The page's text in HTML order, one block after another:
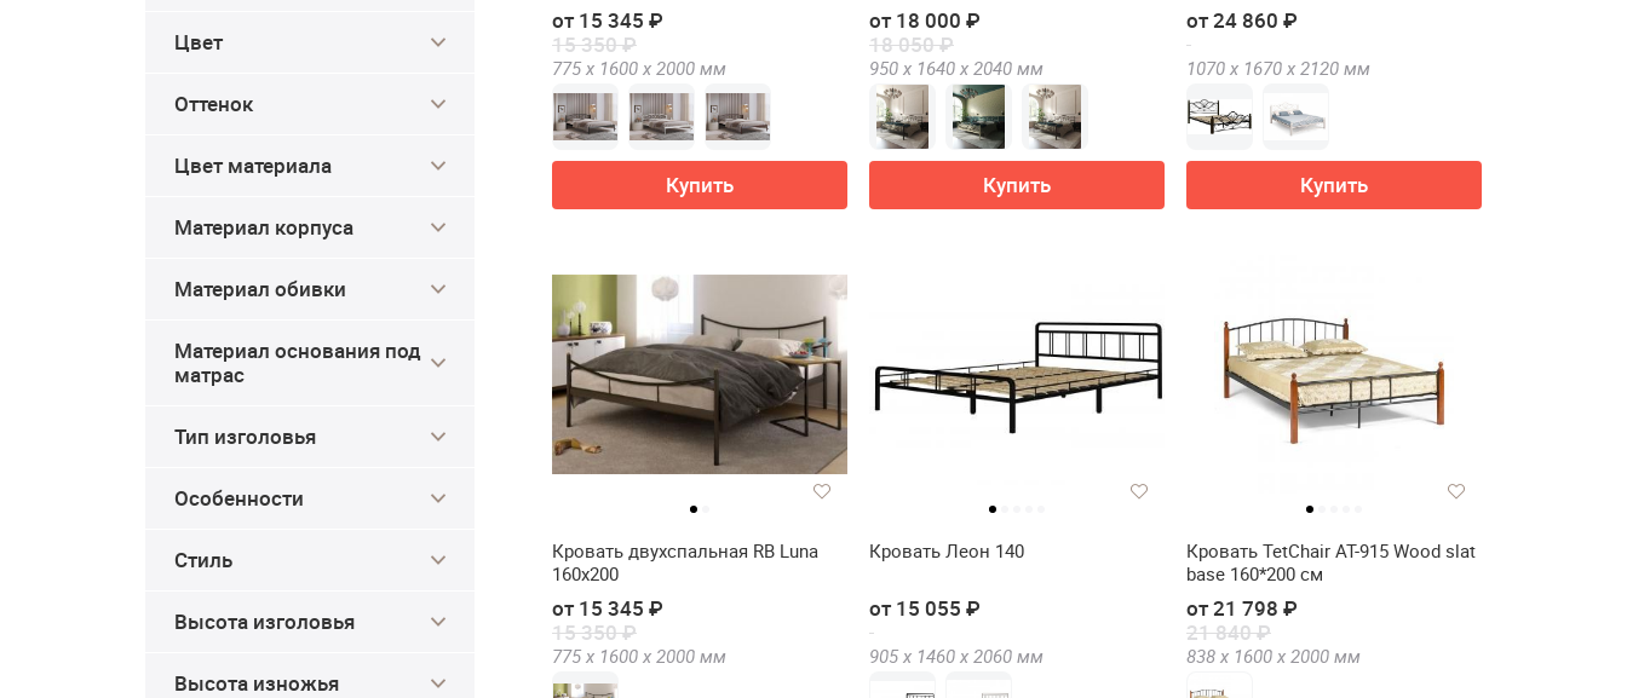
от 15 345 ₽
15 350 ₽
775 х 1600 х 2000 мм
Купить
от 18 000 ₽
18 050 ₽
950 х 1640 х 2040 мм
Купить
от 24 860 ₽
1070 х 1670 х 2120 мм
Купить
Кровать двухспальная RB Luna
160x200
от 15 345 ₽
15 350 ₽
775 х 1600 х 2000 мм
Кровать Леон 140
от 15 055 ₽
905 х 1460 х 2060 мм
Кровать TetChair AT-915 Wood slat
base 160*200 см
от 21 798 ₽
21 840 ₽
838 х 1600 х 2000 мм
Цвет
Оттенок
Цвет материала
Материал корпуса
Материал обивки
Материал основания под
матрас
Тип изголовья
Особенности
Стиль
Высота изголовья
Высота изножья